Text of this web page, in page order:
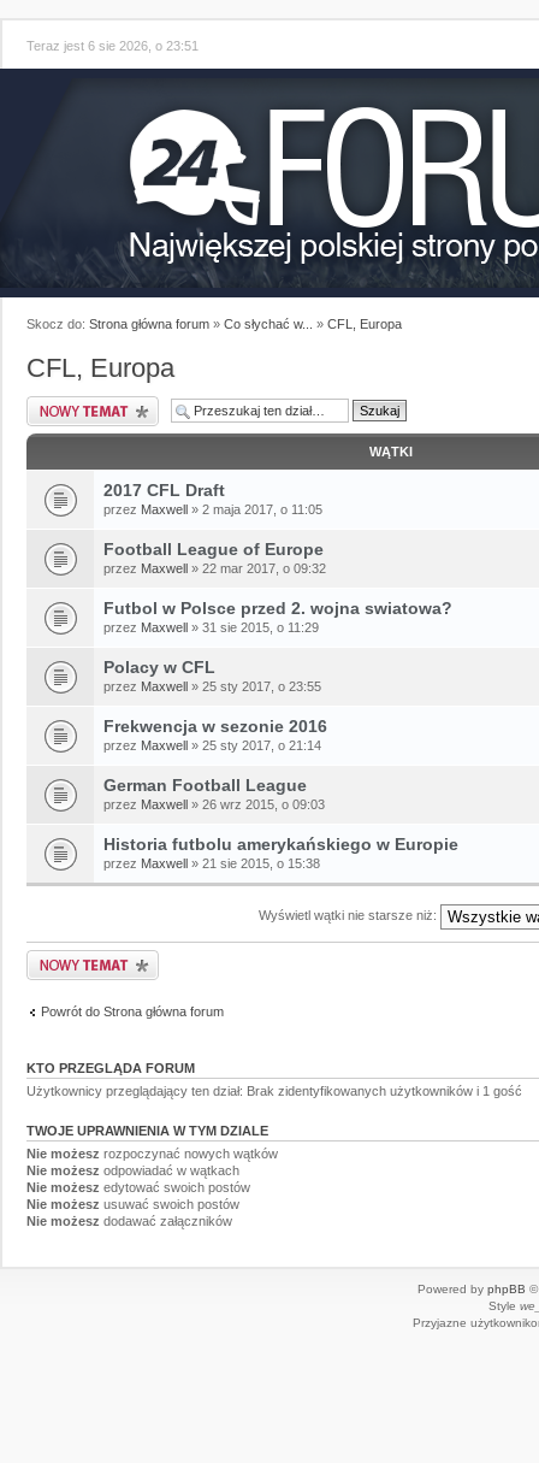
Teraz jest 6 sie 2026, o 23:51
Skocz do: Strona główna forum » Co słychać w... » CFL, Europa
CFL, Europa
WĄTKI
2017 CFL Draft
przez Maxwell » 2 maja 2017, o 11:05
Football League of Europe
przez Maxwell » 22 mar 2017, o 09:32
Futbol w Polsce przed 2. wojna swiatowa?
przez Maxwell » 31 sie 2015, o 11:29
Polacy w CFL
przez Maxwell » 25 sty 2017, o 23:55
Frekwencja w sezonie 2016
przez Maxwell » 25 sty 2017, o 21:14
German Football League
przez Maxwell » 26 wrz 2015, o 09:03
Historia futbolu amerykańskiego w Europie
przez Maxwell » 21 sie 2015, o 15:38
Wyświetl wątki nie starsze niż:
Powrót do Strona główna forum
KTO PRZEGLĄDA FORUM
Użytkownicy przeglądający ten dział: Brak zidentyfikowanych użytkowników i 1 gość
TWOJE UPRAWNIENIA W TYM DZIALE
Nie możesz rozpoczynać nowych wątków
Nie możesz odpowiadać w wątkach
Nie możesz edytować swoich postów
Nie możesz usuwać swoich postów
Nie możesz dodawać załączników
Powered by phpBB ©
Style
Przyjazne